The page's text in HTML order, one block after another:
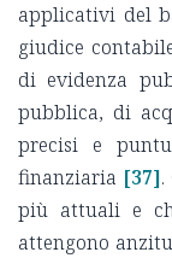
applicativi del
giudice
di evidenza
pubblica, di
precisi e
finanziaria [37]
più attuali e
attengono